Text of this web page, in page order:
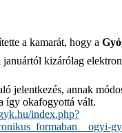
a kamarát, hogy a 
 januártól kizárólag
jelentkezés, annak
így okafogyottá vált.
index.php?